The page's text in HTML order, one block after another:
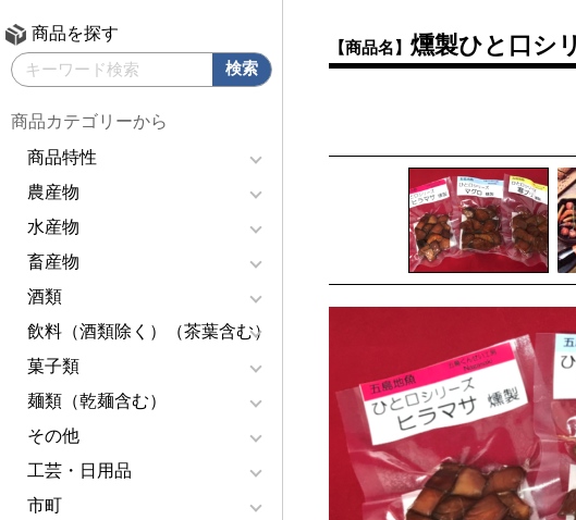
商品を探す
商品カテゴリーから
商品特性
農産物
水産物
畜産物
酒類
飲料（酒類除く）（茶葉含む）
菓子類
麺類（乾麺含む）
その他
工芸・日用品
市町
【商品名】 燻製ひと口シ